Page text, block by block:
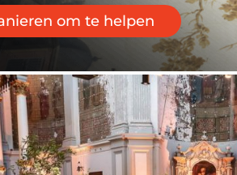
om te helpen